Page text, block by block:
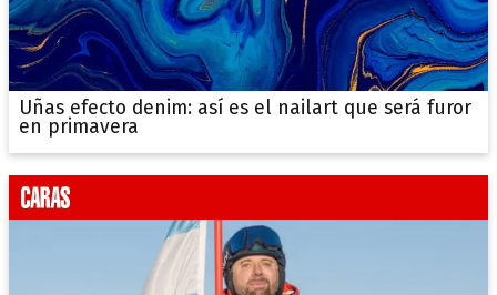
Uñas efecto denim: así es el nailart que será furor
en primavera